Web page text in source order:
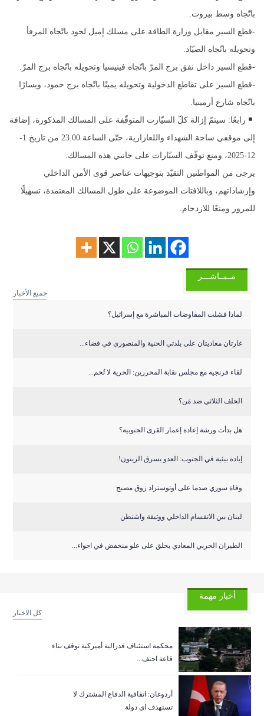
باتّجاه وسط بيروت.
-قطع السير مقابل وزارة الطاقة على مسلك إميل لحود باتّجاه المرفأ
وتحويله باتّجاه الصيّاد.
-قطع السير داخل نفق برج المرّ باتّجاه فينيسيا وتحويله باتّجاه برج المرّ.
-قطع السير على تقاطع الدخولية وتحويله يمينًا باتّجاه برج حمود، ويسارًا
باتّجاه شارع أرمينيا.
رابعًا: سيتمّ إزالة كلّ السيّارت المتوقّفة على المسالك المذكورة، إضافة
إلى موقفي ساحة الشهداء واللعازارية، حتّى الساعة 23.00 من تاريخ 1-
12-2025، ومنع توقّف السيّارات على جانبي هذه المسالك.
يرجى من المواطنين التقيّد بتوجيهات عناصر قوى الأمن الداخلي
وإرشاداتهم، وباللافتات الموضوعة على طول المسالك المعتمدة، تسهيلًا
للمرور ومنعًا للازدحام.
مــبــاشـــر
جميع الأخبار
لماذا فشلت المفاوضات المباشرة مع إسرائيل؟
غارتان معاديتان على بلدتي الحنية والمنصوري في قضاء...
لقاء فرنجيه مع مجلس نقابة المحررين: الحرية لا تُحم...
الحلف الثلاثي ضد مَن؟
هل بدأت ورشة إعادة إعمار القرى الجنوبية؟
إبادة بيئية في الجنوب: العدو يسرق الزيتون!
وفاة سوري صدما على أوتوستراد زوق مصبح
لبنان بين الانقسام الداخلي ووثيقة واشنطن
الطيران الحربي المعادي يحلق على علو منخفض في اجواء...
أخبار مهمة
كل الاخبار
‏محكمة استئناف فدرالية أميركية توقف بناء
قاعة احتف...
أردوغان: اتفاقية الدفاع المشترك لا
تستهدف اي دولة